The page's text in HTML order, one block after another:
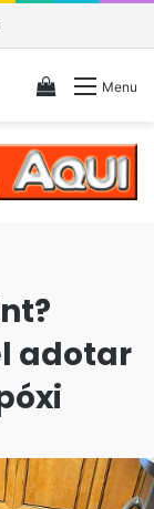
Menu
Veja seu
adotar